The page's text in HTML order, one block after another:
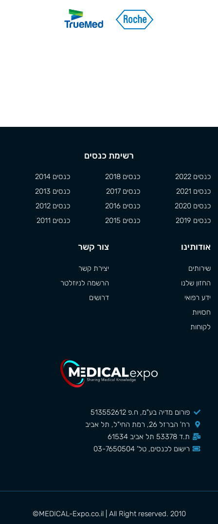
פורום מדיה בע"מ, ח.פ 513552612
רח' הברזל 26, רמת החי"ל, תל אביב
ת.ד 53378 תל אביב 61534
רישום לכנסים, טל' 03-7650504
רשימת כנסים
כנסים 2022
כנסים 2021
כנסים 2020
כנסים 2019
כנסים 2018
כנסים 2017
כנסים 2016
כנסים 2015
כנסים 2014
כנסים 2013
כנסים 2012
כנסים 2011
אודותינו
שירותים
החזון שלנו
ידע רפואי
חסויות
לקוחות
צור קשר
יצירת קשר
הרשמה לניוזלטר
דרושים
MEDICAL-Expo.co.il | All Right reserved. 2010©